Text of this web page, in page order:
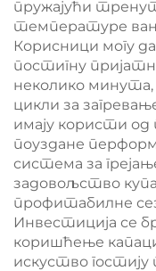
пружајући
температуре
Корисници могу
постигну
неколико
цикли за
имају користи од
поуздане
система за
задовољство
профитабилне
Инвестиција се
коришћење
искуство